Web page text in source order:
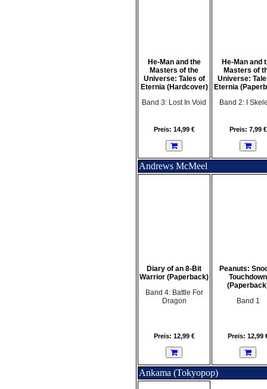
He-Man and the
Masters of the
Universe: Tales of
Eternia (Hardcover)
Band 3: Lost In Void
Preis: 14,99 €
He-Man and
Masters of
Universe:
Eternia
Band 2: I
Preis: 7,99 €
Andrews McMeel
Diary of an 8-Bit
Warrior (Paperback)
Band 4: Battle For
Dragon
Preis: 12,99 €
Peanuts:
Touchdown
Band 1
Preis: 12,99
Ankama (Tokyopop)